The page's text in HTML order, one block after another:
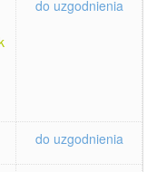
do uzgodnienia
do uzgodnienia